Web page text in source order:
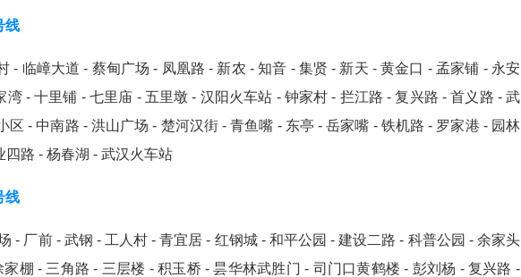
线
- 临嶂大道 - 蔡甸广场 - 凤凰路 - 新农 - 知音 - 集贤 - 新天 - 黄金口 - 孟家铺 - 永安
湾 - 十里铺 - 七里庙 - 五里墩 - 汉阳火车站 - 钟家村 - 拦江路 - 复兴路 - 首义路 - 武
区 - 中南路 - 洪山广场 - 楚河汉街 - 青鱼嘴 - 东亭 - 岳家嘴 - 铁机路 - 罗家港 - 园林
四路 - 杨春湖 - 武汉火车站
线
- 厂前 - 武钢 - 工人村 - 青宜居 - 红钢城 - 和平公园 - 建设二路 - 科普公园 - 余家头
家棚 - 三角路 - 三层楼 - 积玉桥 - 昙华林武胜门 - 司门口黄鹤楼 - 彭刘杨 - 复兴路 -